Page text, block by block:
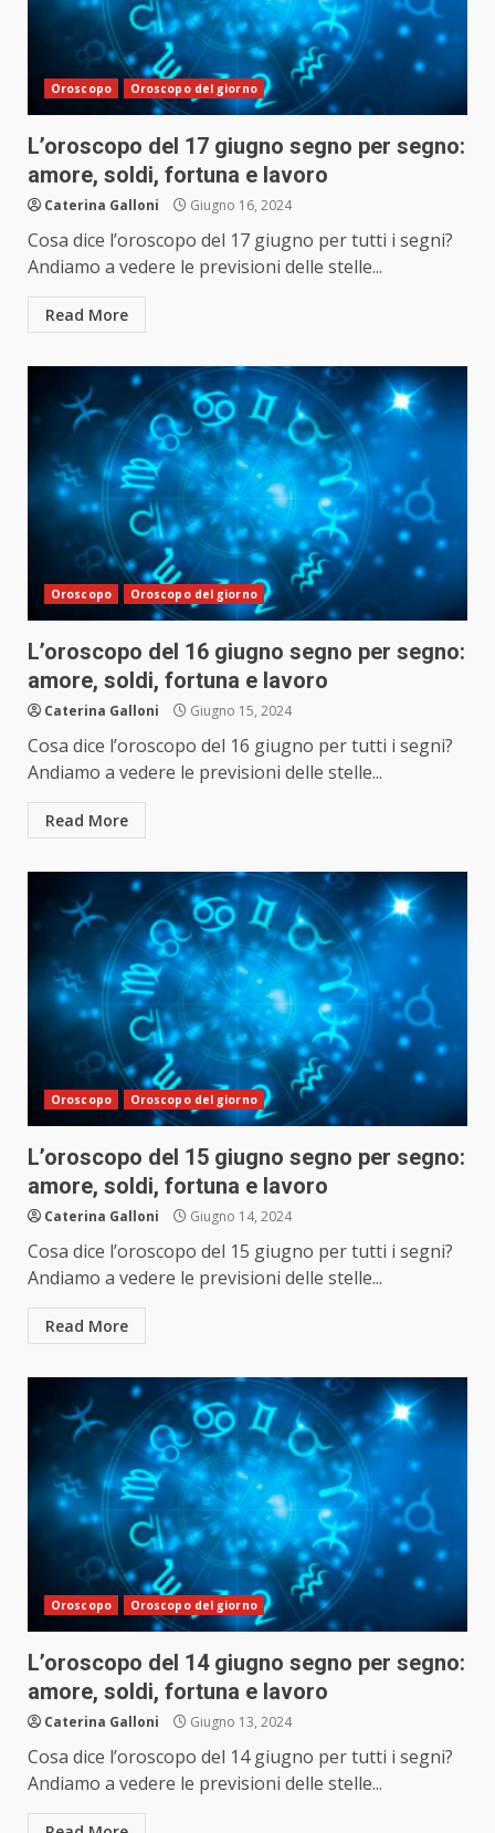
Oroscopo Oroscopo del giorno
L’oroscopo del 17 giugno segno per segno:
amore, soldi, fortuna e lavoro
Caterina Galloni Giugno 16, 2024
Cosa dice l’oroscopo del 17 giugno per tutti i segni?
Andiamo a vedere le previsioni delle stelle...
Read More
Oroscopo Oroscopo del giorno
L’oroscopo del 16 giugno segno per segno:
amore, soldi, fortuna e lavoro
Caterina Galloni Giugno 15, 2024
Cosa dice l’oroscopo del 16 giugno per tutti i segni?
Andiamo a vedere le previsioni delle stelle...
Read More
Oroscopo Oroscopo del giorno
L’oroscopo del 15 giugno segno per segno:
amore, soldi, fortuna e lavoro
Caterina Galloni Giugno 14, 2024
Cosa dice l’oroscopo del 15 giugno per tutti i segni?
Andiamo a vedere le previsioni delle stelle...
Read More
Oroscopo Oroscopo del giorno
L’oroscopo del 14 giugno segno per segno:
amore, soldi, fortuna e lavoro
Caterina Galloni Giugno 13, 2024
Cosa dice l’oroscopo del 14 giugno per tutti i segni?
Andiamo a vedere le previsioni delle stelle...